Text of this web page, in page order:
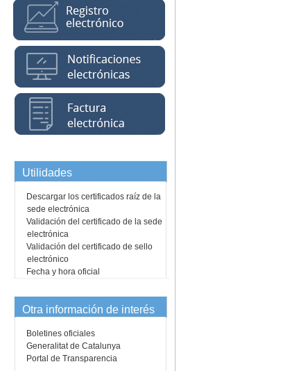
Utilidades
Descargar los certificados raíz de la
sede electrónica
Validación del certificado de la sede
electrónica
Validación del certificado de sello
electrónico
Fecha y hora oficial
Otra información de interés
Boletines oficiales
Generalitat de Catalunya
Portal de Transparencia